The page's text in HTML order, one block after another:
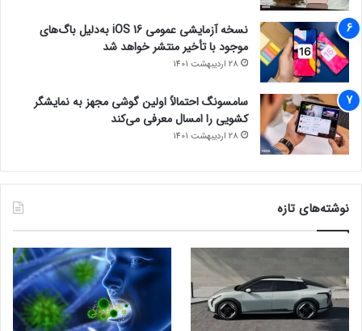
نسخه آزمایشی عمومی iOS 16 به‌دلیل باگ‌های
موجود با تأخیر منتشر خواهد شد
28 اردیبهشت 1401
سامسونگ احتمالاً اولین گوشی مجهز به نمایشگر
کشویی را امسال معرفی می‌کند
28 اردیبهشت 1401
نوشته‌های تازه